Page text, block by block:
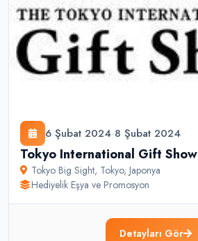
6 Şubat 2024-8 Şubat 2024
Tokyo International Gift Show
Tokyo Big Sight, Tokyo, Japonya
Hediyelik Eşya ve Promosyon
Detayları Gör